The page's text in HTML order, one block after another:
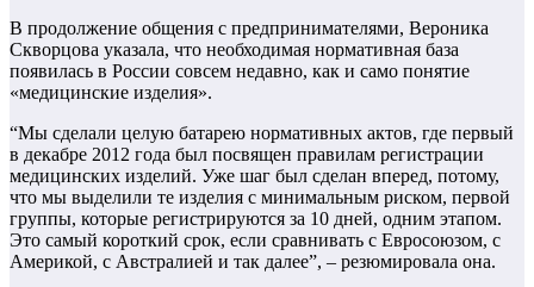
В продолжение общения с предпринимателями, Вероника
Скворцова указала, что необходимая нормативная база
появилась в России совсем недавно, как и само понятие
«медицинские изделия».
“Мы сделали целую батарею нормативных актов, где первый
в декабре 2012 года был посвящен правилам регистрации
медицинских изделий. Уже шаг был сделан вперед, потому,
что мы выделили те изделия с минимальным риском, первой
группы, которые регистрируются за 10 дней, одним этапом.
Это самый короткий срок, если сравнивать с Евросоюзом, с
Америкой, с Австралией и так далее”, – резюмировала она.